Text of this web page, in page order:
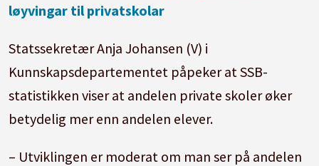
løyvingar til privatskolar
Statssekretær Anja Johansen (V) i
Kunnskapsdepartementet påpeker at SSB-
statistikken viser at andelen private skoler øker
betydelig mer enn andelen elever.
– Utviklingen er moderat om man ser på andelen